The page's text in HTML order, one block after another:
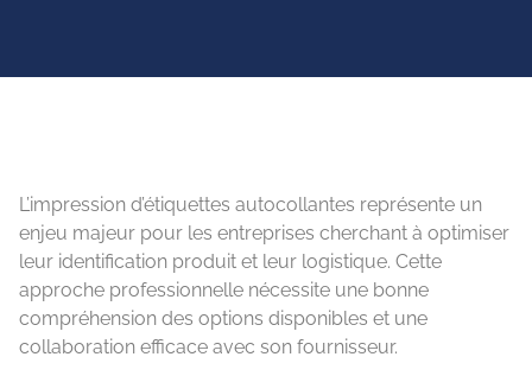
L’impression d’étiquettes autocollantes représente un
enjeu majeur pour les entreprises cherchant à optimiser
leur identification produit et leur logistique. Cette
approche professionnelle nécessite une bonne
compréhension des options disponibles et une
collaboration efficace avec son fournisseur.